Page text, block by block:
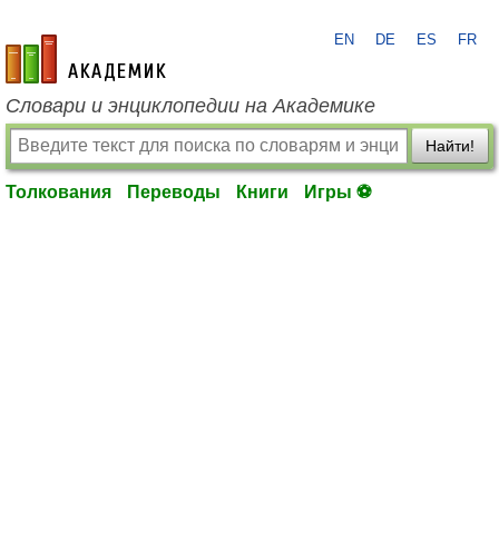
academic.ru
EN DE ES FR
Словари и энциклопедии на Академике
Найти!
Толкования Переводы Книги Игры ⚽